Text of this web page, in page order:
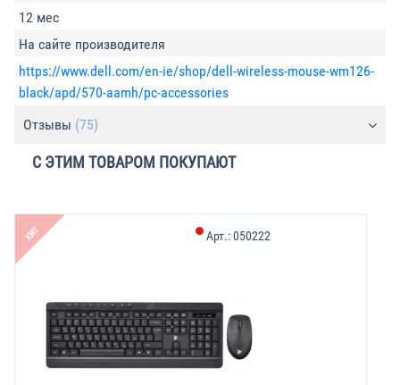
12 мес
На сайте производителя
https://www.dell.com/en-ie/shop/dell-wireless-mouse-wm126-
black/apd/570-aamh/pc-accessories
Отзывы (75)
С ЭТИМ ТОВАРОМ ПОКУПАЮТ
ХИТ Арт.:050222